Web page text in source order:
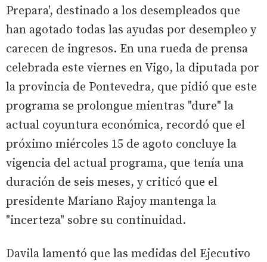
Prepara', destinado a los desempleados que
han agotado todas las ayudas por desempleo y
carecen de ingresos. En una rueda de prensa
celebrada este viernes en Vigo, la diputada por
la provincia de Pontevedra, que pidió que este
programa se prolongue mientras "dure" la
actual coyuntura económica, recordó que el
próximo miércoles 15 de agoto concluye la
vigencia del actual programa, que tenía una
duración de seis meses, y criticó que el
presidente Mariano Rajoy mantenga la
"incerteza" sobre su continuidad.
Davila lamentó que las medidas del Ejecutivo